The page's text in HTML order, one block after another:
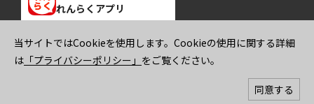
れんらくアプリ
ご寄付のお願いプライバシーポリシー
© 2026 GUNMA MIRAI UNIVERSITY KINDERGARTEN All rights reserved.
同意する
当サイトではCookieを使用します。Cookieの使用に関する詳細
は 「プライバシーポリシー」 をご覧ください。